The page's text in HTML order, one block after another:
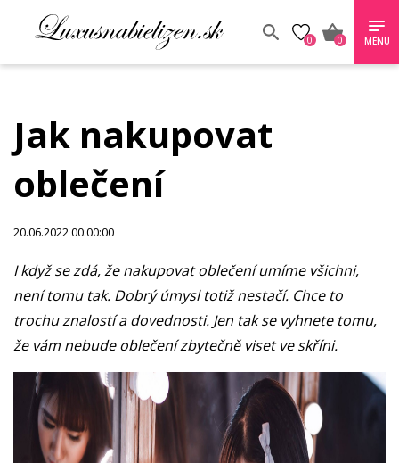
0 0 MENU
Jak nakupovat
oblečení
20.06.2022 00:00:00
I když se zdá, že nakupovat oblečení umíme všichni,
není tomu tak. Dobrý úmysl totiž nestačí. Chce to
trochu znalostí a dovednosti. Jen tak se vyhnete tomu,
že vám nebude oblečení zbytečně viset ve skříni.